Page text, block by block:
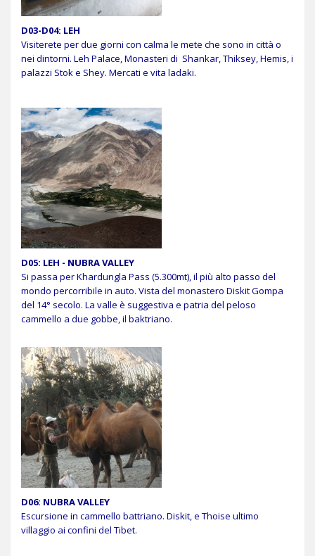
D03-D04: LEH
Visiterete per due giorni con calma le mete che sono in città o
nei dintorni. Leh Palace, Monasteri di Shankar, Thiksey, Hemis, i
palazzi Stok e Shey. Mercati e vita ladaki.
D05: LEH - NUBRA VALLEY
Si passa per Khardungla Pass (5.300mt), il più alto passo del
mondo percorribile in auto. Vista del monastero Diskit Gompa
del 14° secolo. La valle è suggestiva e patria del peloso
cammello a due gobbe, il baktriano.
D06: NUBRA VALLEY
Escursione in cammello battriano. Diskit, e Thoise ultimo
villaggio ai confini del Tibet.